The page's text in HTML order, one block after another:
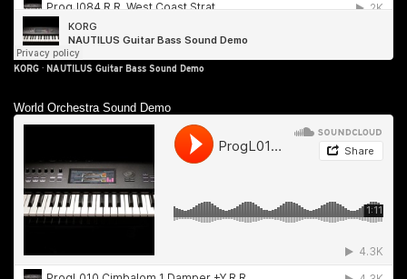
KORG · NAUTILUS Guitar Bass Sound Demo
World Orchestra Sound Demo